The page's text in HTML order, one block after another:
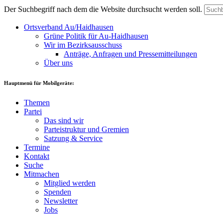
Der Suchbegriff nach dem die Website durchsucht werden soll.
Ortsverband Au/Haidhausen
Grüne Politik für Au-Haidhausen
Wir im Bezirksausschuss
Anträge, Anfragen und Pressemitteilungen
Über uns
Hauptmenü für Mobilgeräte:
Themen
Partei
Das sind wir
Parteistruktur und Gremien
Satzung & Service
Termine
Kontakt
Suche
Mitmachen
Mitglied werden
Spenden
Newsletter
Jobs